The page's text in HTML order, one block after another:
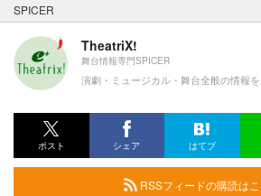
SPICER
TheatriX!
舞台情報専門SPICER
演劇・ミュージカル・舞台全般の情報を
ポスト シェア はてブ
RSSフィードの購読はこ